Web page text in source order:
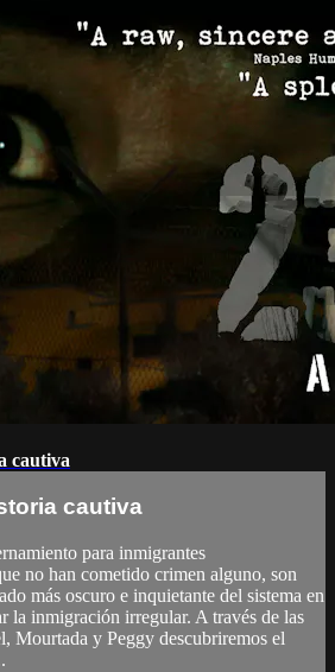
cautiva
cautiva
para inmigrantes
no han cometido crimen alguno, son
más oscuro e inquietante del sistema en
la inmigración irregular. A través de las
Mourtada y Peggy descubriremos el